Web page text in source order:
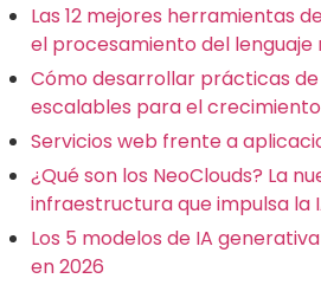
Las 12 mejores herramientas
el procesamiento del lenguaje
Cómo desarrollar prácticas de
escalables para el
Servicios web frente a
¿Qué son los NeoClouds? La
infraestructura que impulsa la
Los 5 modelos de IA
en 2026